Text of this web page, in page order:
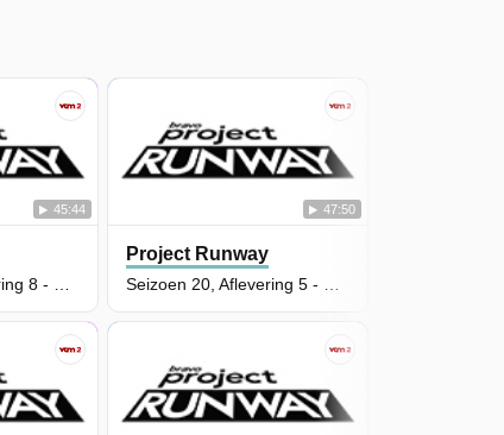
45:44 47:50
Project Runway